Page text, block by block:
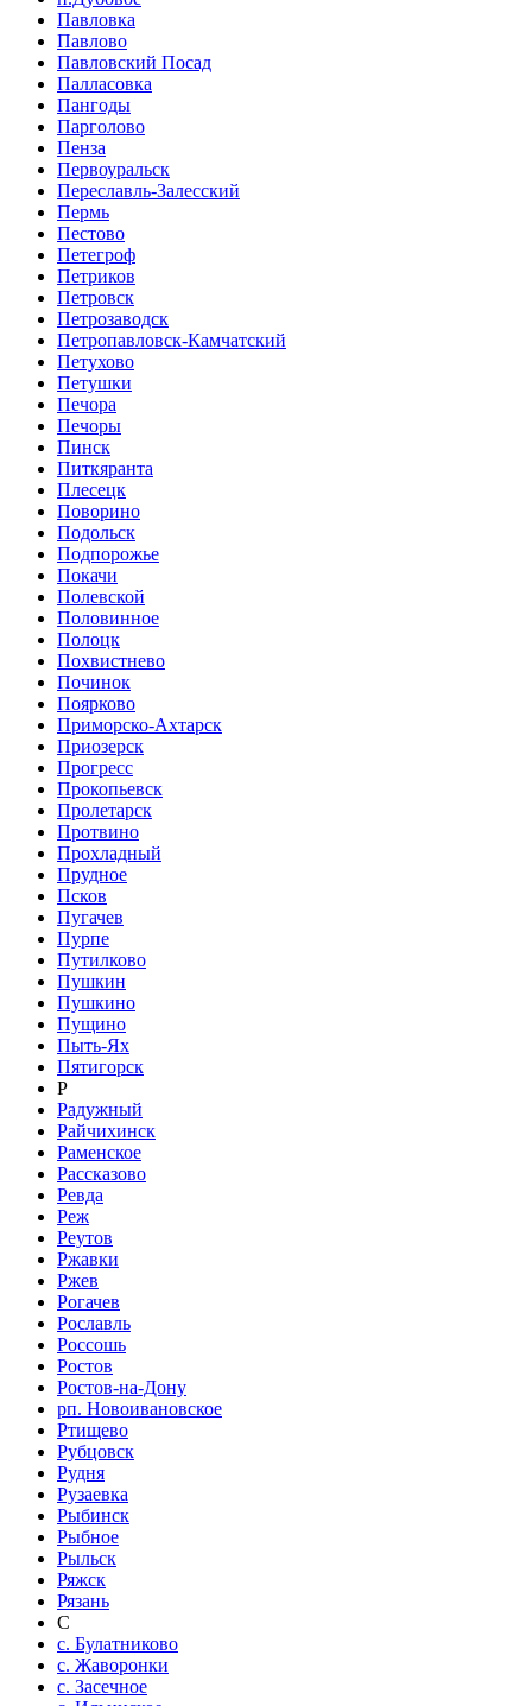
Павловка
Павлово
Павловский Посад
Палласовка
Пангоды
Парголово
Пенза
Первоуральск
Переславль-Залесский
Пермь
Пестово
Петегроф
Петриков
Петровск
Петрозаводск
Петропавловск-Камчатский
Петухово
Петушки
Печора
Печоры
Пинск
Питкяранта
Плесецк
Поворино
Подольск
Подпорожье
Покачи
Полевской
Половинное
Полоцк
Похвистнево
Починок
Поярково
Приморско-Ахтарск
Приозерск
Прогресс
Прокопьевск
Пролетарск
Протвино
Прохладный
Прудное
Псков
Пугачев
Пурпе
Путилково
Пушкин
Пушкино
Пущино
Пыть-Ях
Пятигорск
Р
Радужный
Райчихинск
Раменское
Рассказово
Ревда
Реж
Реутов
Ржавки
Ржев
Рогачев
Рославль
Россошь
Ростов
Ростов-на-Дону
рп. Новоивановское
Ртищево
Рубцовск
Рудня
Рузаевка
Рыбинск
Рыбное
Рыльск
Ряжск
Рязань
С
с. Булатниково
с. Жаворонки
с. Засечное